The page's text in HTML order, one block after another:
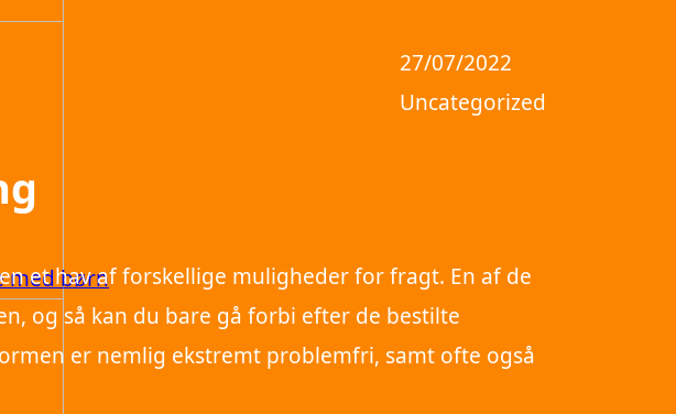
med børn
27/07/2022
Uncategorized
et hav af forskellige muligheder for fragt. En af de
og så kan du bare gå forbi efter de bestilte
er nemlig ekstremt problemfri, samt ofte også